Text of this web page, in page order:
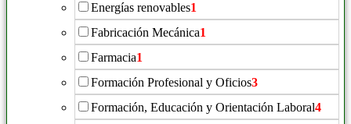
Energías renovables1
Fabricación Mecánica1
Farmacia1
Formación Profesional y Oficios3
Formación, Educación y Orientación Laboral4